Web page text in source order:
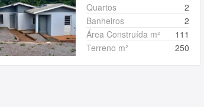
Quartos
2
Banheiros
2
Área Construída m²
111
Terreno m²
250